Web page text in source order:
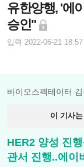
유한양행, '에
승인"
입력 2022-06-21 18:57
바이오스펙테이터
이 기사는
HER2 양성 진
관서 진행..에이